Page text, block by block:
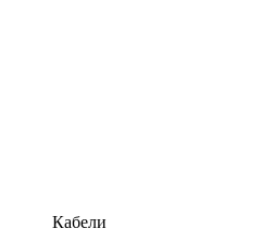
Кабели